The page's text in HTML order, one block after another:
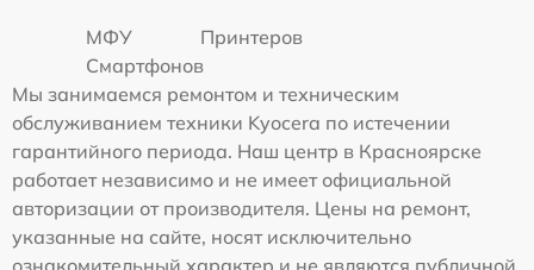
МФУ
Принтеров
Смартфонов
Мы занимаемся ремонтом и техническим
обслуживанием техники Kyocera по истечении
гарантийного периода. Наш центр в Красноярске
работает независимо и не имеет официальной
авторизации от производителя. Цены на ремонт,
указанные на сайте, носят исключительно